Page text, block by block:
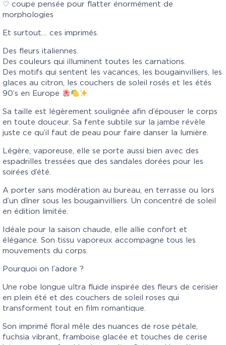
♡ coupe pensée pour flatter énormément de
morphologies
Et surtout… ces imprimés.
Des fleurs italiennes.
Des couleurs qui illuminent toutes les carnations.
Des motifs qui sentent les vacances, les bougainvilliers, les
glaces au citron, les couchers de soleil rosés et les étés
90’s en Europe
Sa taille est légèrement soulignée afin d’épouser le corps
en toute douceur. Sa fente subtile sur la jambe révèle
juste ce qu’il faut de peau pour faire danser la lumière.
Légère, vaporeuse, elle se porte aussi bien avec des
espadrilles tressées que des sandales dorées pour les
soirées d’été.
A porter sans modération au bureau, en terrasse ou lors
d’un dîner sous les bougainvilliers. Un concentré de soleil
en édition limitée.
Idéale pour la saison chaude, elle allie confort et
élégance. Son tissu vaporeux accompagne tous les
mouvements du corps.
Pourquoi on l’adore ?
Une robe longue ultra fluide inspirée des fleurs de cerisier
en plein été et des couchers de soleil roses qui
transforment tout en film romantique.
Son imprimé floral mêle des nuances de rose pétale,
fuchsia vibrant, framboise glacée et touches de cerise